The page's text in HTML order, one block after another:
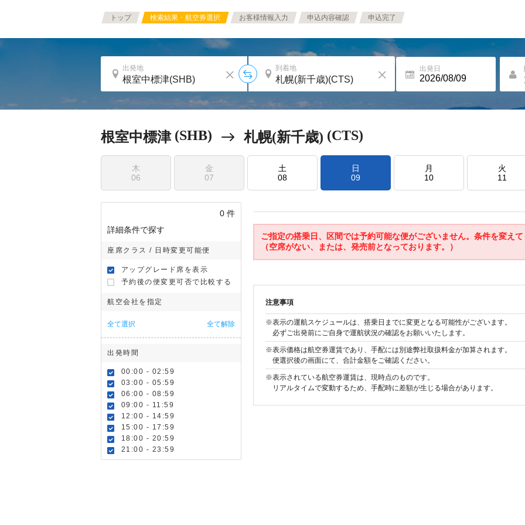
トップ 検索結果・航空券選択 お客様情報入力 申込内容確認 申込完了
出発地 到着地 出発日
根室中標津(SHB) 札幌(新千歳) (CTS)
木
06
金
07
土
08
日
09
月
10
火
11
詳細条件で探す
0 件
座席クラス / 日時変更可能便
アップグレード席を表示
予約後の便変更可否で比較する
航空会社を指定
全て選択 全て解除
出発時間
00:00 - 02:59
03:00 - 05:59
06:00 - 08:59
09:00 - 11:59
12:00 - 14:59
15:00 - 17:59
18:00 - 20:59
21:00 - 23:59
ご指定の搭乗日、区間では予約可能な便がございません。条件を変え
（空席がない、または、発売前となっております。）
注意事項
※表示の運航スケジュールは、搭乗日までに変更となる可能性がございます。
必ずご出発前にご自身で運航状況の確認をお願いいたします。
※表示価格は航空券運賃であり、手配には別途弊社取扱料金が加算されます。
便選択後の画面にて、合計金額をご確認ください。
※表示されている航空券運賃は、現時点のものです。
リアルタイムで変動するため、手配時に差額が生じる場合があります。